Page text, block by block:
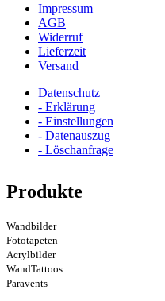
Impressum
AGB
Widerruf
Lieferzeit
Versand
Datenschutz
- Erklärung
- Einstellungen
- Datenauszug
- Löschanfrage
Produkte
Wandbilder
Fototapeten
Acrylbilder
WandTattoos
Paravents